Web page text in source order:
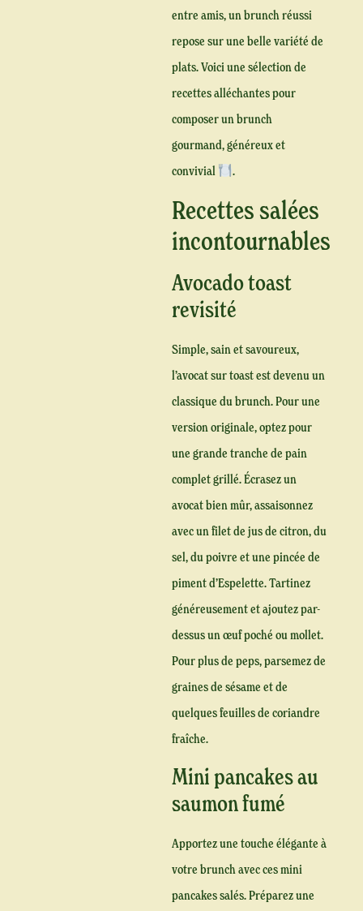
entre amis, un brunch réussi
repose sur une belle variété de
plats. Voici une sélection de
recettes alléchantes pour
composer un brunch
gourmand, généreux et
convivial
.
Recettes salées
incontournables
Avocado toast
revisité
Simple, sain et savoureux,
l’avocat sur toast est devenu un
classique du brunch. Pour une
version originale, optez pour
une grande tranche de pain
complet grillé. Écrasez un
avocat bien mûr, assaisonnez
avec un filet de jus de citron, du
sel, du poivre et une pincée de
piment d’Espelette. Tartinez
généreusement et ajoutez par-
dessus un œuf poché ou mollet.
Pour plus de peps, parsemez de
graines de sésame et de
quelques feuilles de coriandre
fraîche.
Mini pancakes au
saumon fumé
Apportez une touche élégante à
votre brunch avec ces mini
pancakes salés. Préparez une